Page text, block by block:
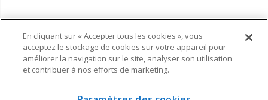
PAIEMENT & LIVRAISON
Conditions Générales de Vente
Informations livraison
En cliquant sur « Accepter tous les cookies », vous
acceptez le stockage de cookies sur votre appareil pour
améliorer la navigation sur le site, analyser son utilisation
et contribuer à nos efforts de marketing.